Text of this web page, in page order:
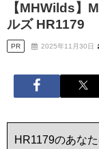
【MHWilds】
ルズ HR1179
PR 2025年11月30日
HR1179のあな